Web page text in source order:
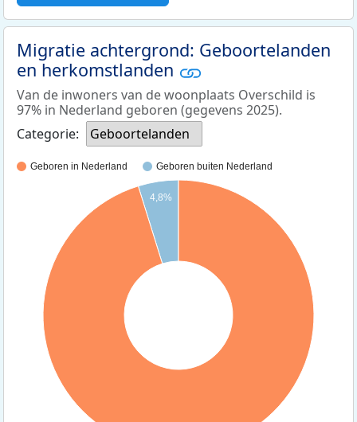
Migratie achtergrond: Geboortelanden
en herkomstlanden
Van de inwoners van de woonplaats Overschild is
97% in Nederland geboren (gegevens 2025).
Categorie:
Geboortelanden
Geboren in Nederland Geboren buiten Nederland
4,8%